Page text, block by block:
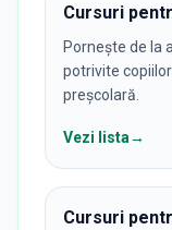
Cursuri
Pornește de la
potrivite
preșcolară.
Vezi lista→
Cursuri